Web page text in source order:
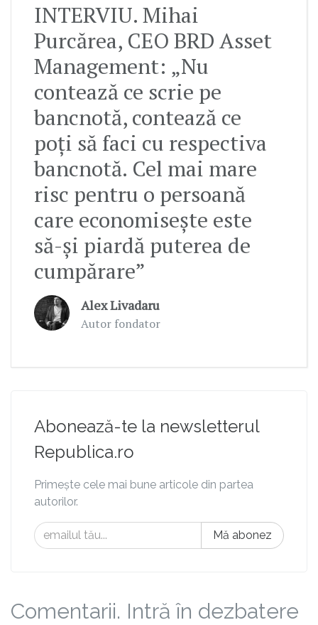
INTERVIU. Mihai
Purcărea, CEO BRD Asset
Management: „Nu
contează ce scrie pe
bancnotă, contează ce
poți să faci cu respectiva
bancnotă. Cel mai mare
risc pentru o persoană
care economisește este
să-și piardă puterea de
cumpărare”
Alex Livadaru
Autor fondator
Abonează-te la newsletterul
Republica.ro
Primește cele mai bune articole din partea
autorilor.
Mă abonez
Comentarii. Intră în dezbatere